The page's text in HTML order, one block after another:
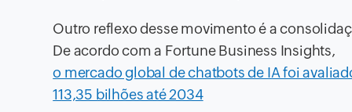
Outro reflexo desse movimento é a
De acordo com a Fortune Business Insights,
o mercado global de chatbots de IA foi
113,35 bilhões até 2034